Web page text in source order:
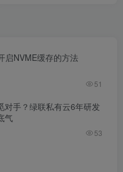
启NVME缓存的方法
51
对手？绿联私有云6年研发
气
53